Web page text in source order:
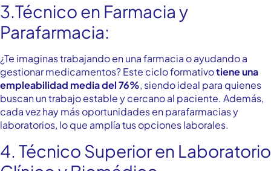
3.Técnico en Farmacia y
Parafarmacia:
¿Te imaginas trabajando en una farmacia o ayudando a
gestionar medicamentos? Este ciclo formativotiene una
empleabilidad media del 76%, siendo ideal para quienes
buscan un trabajo estable y cercano al paciente. Además,
cada vez hay más oportunidades en parafarmacias y
laboratorios, lo que amplía tus opciones laborales.
4. Técnico Superior en Laboratorio